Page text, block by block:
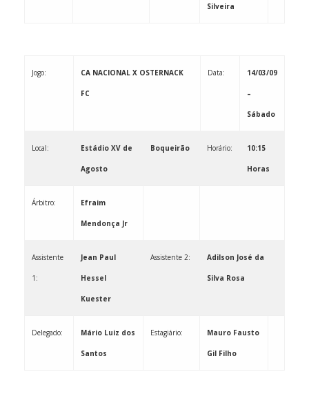
Silveira
Jogo: CA NACIONAL X OSTERNACK
FC
Data: 14/03/09
–
Sábado
Local: Estádio XV de
Agosto
Boqueirão Horário: 10:15
Horas
Árbitro: Efraim
Mendonça Jr
Assistente
1:
Jean Paul
Hessel
Kuester
Assistente 2: Adilson José da
Silva Rosa
Delegado: Mário Luiz dos
Santos
Estagiário: Mauro Fausto
Gil Filho